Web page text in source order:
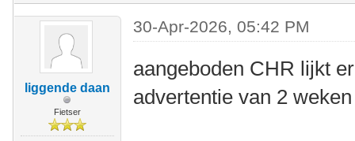
liggende daan
Fietser
30-Apr-2026, 05:42 PM
aangeboden CHR lijkt
advertentie van 2